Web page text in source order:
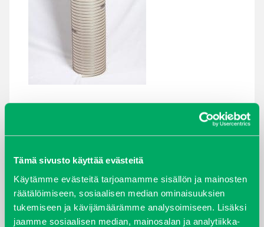
Tämä sivusto käyttää evästeitä
Käytämme evästeitä tarjoamamme sisällön ja mainosten
räätälöimiseen, sosiaalisen median ominaisuuksien
tukemiseen ja kävijämäärämme analysoimiseen. Lisäksi
jaamme sosiaalisen median, mainosalan ja analytiikka-
elokuu 2024
syyskuu 2023